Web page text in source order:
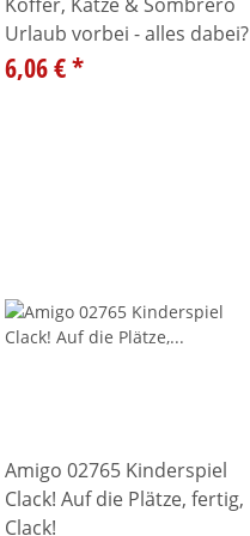
Urlaub vorbei - alles dabei?
6,06 €*
Amigo 02765 Kinderspiel
Clack! Auf die Plätze, fertig,
Clack!